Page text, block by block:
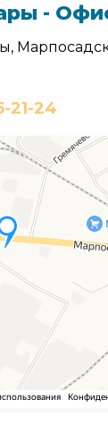
-
21-24